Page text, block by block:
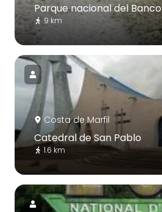
Parque nacional del Banco
9 km
Costa de Marfil
Catedral de San Pablo
1.6 km